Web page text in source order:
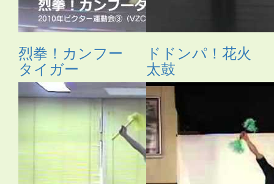
烈拳！カンフー
タイガー
ドドンパ！花火
太鼓